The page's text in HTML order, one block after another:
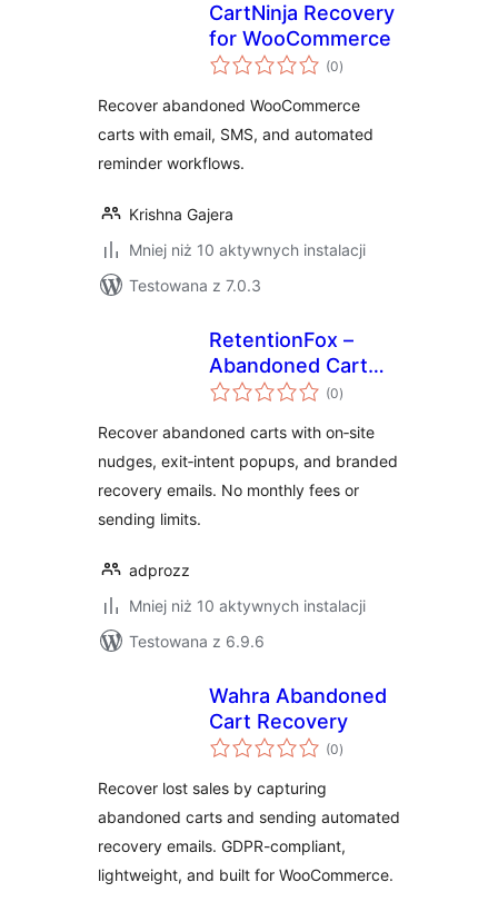
CartNinja Recovery
for WooCommerce
(0wszystkich
ocen
)
Recover abandoned WooCommerce
carts with email, SMS, and automated
reminder workflows.
Krishna Gajera
Mniej niż 10 aktywnych instalacji
Testowana z 7.0.3
RetentionFox –
Abandoned Cart
Recovery, Exit
WooCommerce
(0wszystkich
ocen
)
Recover abandoned carts with on‑site
nudges, exit‑intent popups, and branded
recovery emails. No monthly fees or
sending limits.
adprozz
Mniej niż 10 aktywnych instalacji
Testowana z 6.9.6
Wahra Abandoned
Cart Recovery
(0wszystkich
ocen
)
Recover lost sales by capturing
abandoned carts and sending automated
recovery emails. GDPR-compliant,
lightweight, and built for WooCommerce.